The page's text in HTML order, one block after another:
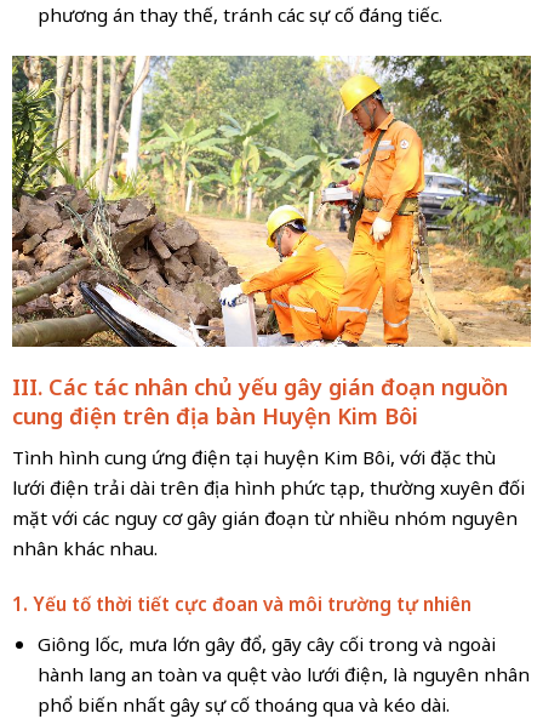
phương án thay thế, tránh các sự cố đáng tiếc.
III. Các tác nhân chủ yếu gây gián đoạn nguồn
cung điện trên địa bàn Huyện Kim Bôi
Tình hình cung ứng điện tại huyện Kim Bôi, với đặc thù
lưới điện trải dài trên địa hình phức tạp, thường xuyên đối
mặt với các nguy cơ gây gián đoạn từ nhiều nhóm nguyên
nhân khác nhau.
1. Yếu tố thời tiết cực đoan và môi trường tự nhiên
Giông lốc, mưa lớn gây đổ, gãy cây cối trong và ngoài
hành lang an toàn va quệt vào lưới điện, là nguyên nhân
phổ biến nhất gây sự cố thoáng qua và kéo dài.